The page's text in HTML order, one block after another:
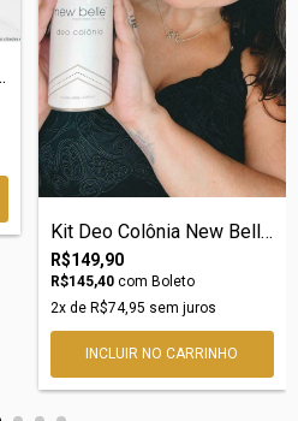
– Inspira...
Kit Deo Colônia New Belle nº05 – Inspira...
R$149,90
R$145,40 com Boleto
2x de R$74,95 sem juros